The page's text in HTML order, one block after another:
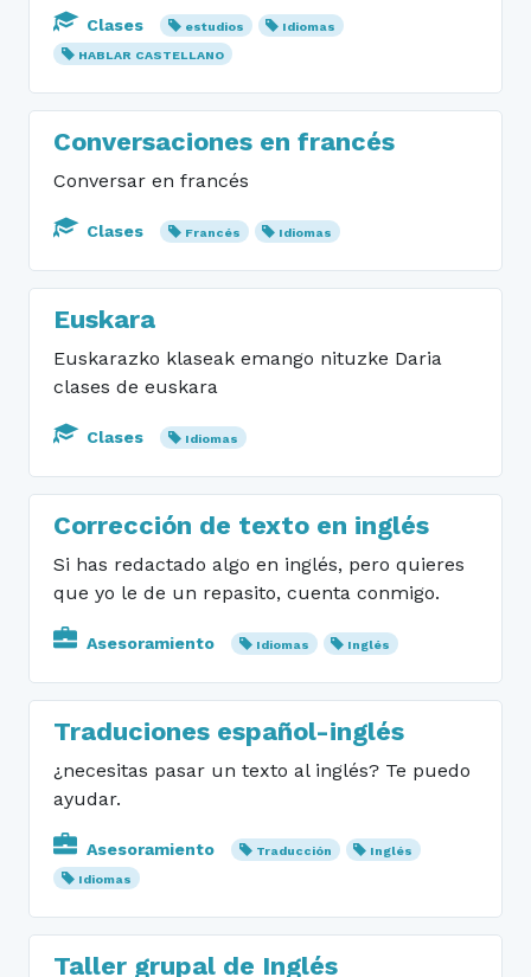
Clases estudios
Idiomas
HABLAR CASTELLANO
Conversaciones en francés
Conversar en francés
Clases Francés Idiomas
Euskara
Euskarazko klaseak emango nituzke Daria
clases de euskara
Clases Idiomas
Corrección de texto en inglés
Si has redactado algo en inglés, pero quieres
que yo le de un repasito, cuenta conmigo.
Asesoramiento Idiomas Inglés
Traduciones español-inglés
¿necesitas pasar un texto al inglés? Te puedo
ayudar.
Asesoramiento Traducción
Inglés
Idiomas
Taller grupal de Inglés